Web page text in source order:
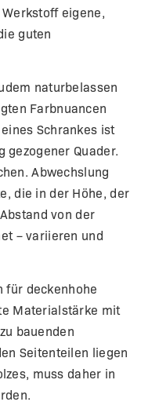
eigene,
guten
naturbelassen
Farbnuancen
Schrankes ist
gezogener Quader.
Abwechslung
die in der Höhe, der
von der
– variieren und
für deckenhohe
Materialstärke mit
bauenden
Seitenteilen liegen
muss daher in